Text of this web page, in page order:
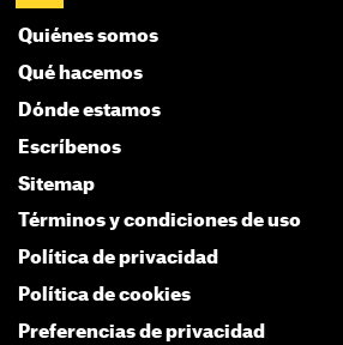
Quiénes somos
Qué hacemos
Dónde estamos
Escríbenos
Sitemap
Términos y condiciones de uso
Política de privacidad
Política de cookies
Preferencias de privacidad